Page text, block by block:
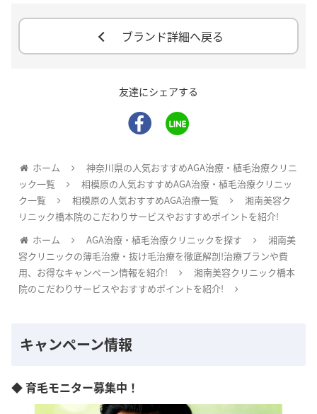
ブランド詳細へ戻る
友達にシェアする
ホーム
神奈川県の人気おすすめAGA治療・植毛治療クリニ
ック一覧
相模原の人気おすすめAGA治療・植毛治療クリニッ
ク一覧
相模原の人気おすすめAGA治療一覧
湘南美容ク
リニック橋本院のこだわりサービスやおすすめポイントを紹介!
ホーム
AGA治療・植毛治療クリニックを探す
湘南美
容クリニックの薄毛治療・抜け毛治療を徹底解剖!治療プランや費
用、お得なキャンペーン情報を紹介!
湘南美容クリニック橋本
院のこだわりサービスやおすすめポイントを紹介!
キャンペーン情報
◆ 育毛モニター募集中！